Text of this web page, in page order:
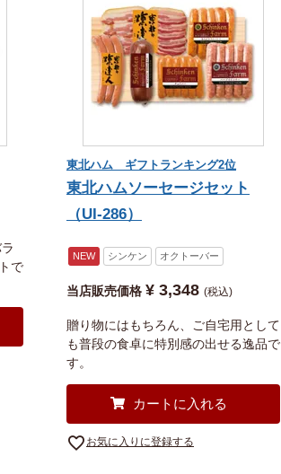
で
東北ハム ギフトランキング2位
東北ハムソーセージセット
（UI-286）
NEW シンケン オクトーバー
当店販売価格 ¥ 3,348 税込
贈り物にはもちろん、ご自宅用として
も普段の食卓に特別感の出せる逸品で
す。
カートに入れる
お気に入りに登録する